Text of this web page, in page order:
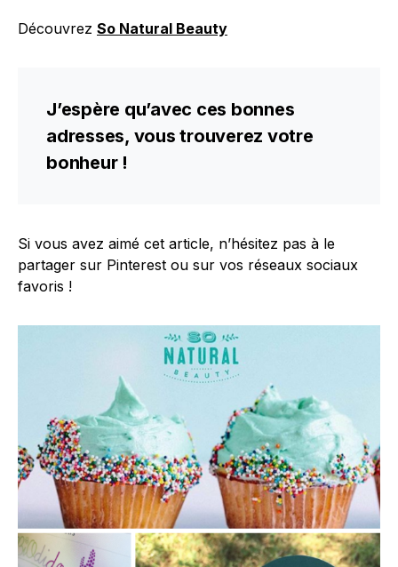
Découvrez So Natural Beauty
J’espère qu’avec ces bonnes
adresses, vous trouverez votre
bonheur !
Si vous avez aimé cet article, n’hésitez pas à le
partager sur Pinterest ou sur vos réseaux sociaux
favoris !